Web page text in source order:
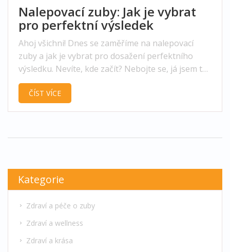
Nalepovací zuby: Jak je vybrat
pro perfektní výsledek
Ahoj všichni! Dnes se zaměříme na nalepovací
zuby a jak je vybrat pro dosažení perfektního
výsledku. Nevíte, kde začít? Nebojte se, já jsem tu,
abych vám pomohla. Podívejme se společně na
několik tipů a triků, jak vybrat ty správné
ČÍST VÍCE
Kategorie
Zdraví a péče o zuby
Zdraví a wellness
Zdraví a krása